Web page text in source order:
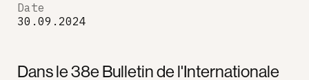
Dans le 38e Bulletin de l'Internationale
Date
30.09.2024